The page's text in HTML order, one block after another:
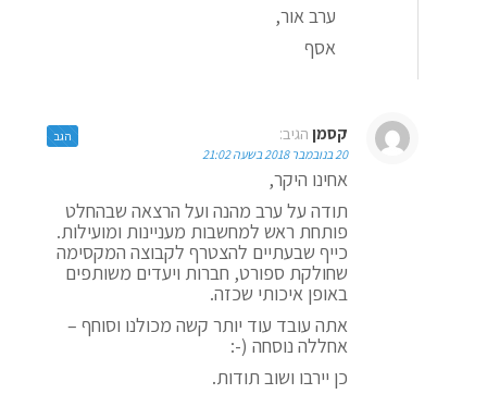
ערב אור,
אסף
קסמן הגיב:
20 בנובמבר 2018 בשעה 21:02
אחינו היקר,
תודה על ערב מהנה ועל הרצאה שבהחלט
פותחת ראש למחשבות מעניינות ומועילות.
כייף שבעתיים להצטרף לקבוצה המקסימה
שחולקת ספורט, חברות ויעדים משותפים
באופן איכותי שכזה.
אתה עובד עוד יותר קשה מכולנו וסוחף –
אחללה נוסחה (-:
כן יירבו ושוב תודות.
הגב